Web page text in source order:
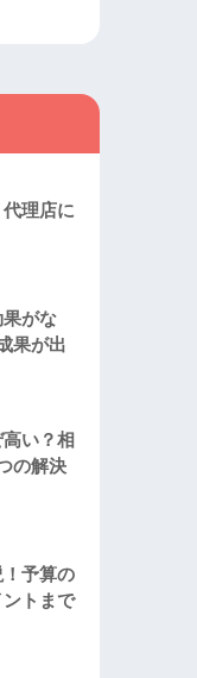
理店に
がな
果が出
い？相
の解決
予算の
トまで